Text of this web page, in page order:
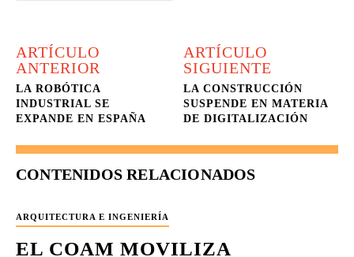
ARTÍCULO
ANTERIOR
LA ROBÓTICA
INDUSTRIAL SE
EXPANDE EN ESPAÑA
ARTÍCULO
SIGUIENTE
LA CONSTRUCCIÓN
SUSPENDE EN MATERIA
DE DIGITALIZACIÓN
CONTENIDOS RELACIONADOS
ARQUITECTURA E INGENIERÍA
EL COAM MOVILIZA